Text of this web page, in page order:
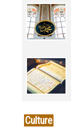
Culture